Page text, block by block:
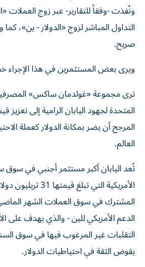
ونُفذت -وفقاً للتقارير- عبر زوج العملات
التداول المباشر لزوج «الدولار - ين»،
صريح.
ويرى بعض المستثمرين في هذا الإجراء
ترى مجموعة «غولدمان ساكس»
المتحدة لجهود اليابان الرامية إلى تعزيز
المرجح أن يضر بمكانة الدولار كعملة
العالم.
تُعد اليابان أكبر مستثمر أجنبي في سوق
الأمريكية التي تبلغ
المشترك في سوق العملات الشهر
الدعم الأمريكي للين - والذي يهدف على
التقلبات غير المرغوب فيها في سوق
يقوض الثقة في احتياطيات الدولار.